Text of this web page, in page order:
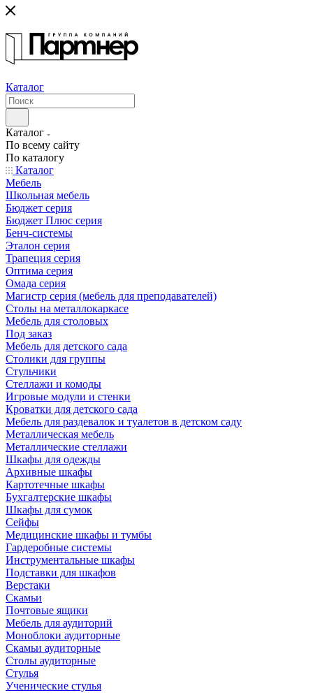
Каталог
Каталог
По всему сайту
По каталогу
Каталог
Мебель
Школьная мебель
Бюджет серия
Бюджет Плюс серия
Бенч-системы
Эталон серия
Трапеция серия
Оптима серия
Омада серия
Магистр серия (мебель для преподавателей)
Столы на металлокаркасе
Мебель для столовых
Под заказ
Мебель для детского сада
Столики для группы
Стульчики
Стеллажи и комоды
Игровые модули и стенки
Кроватки для детского сада
Мебель для раздевалок и туалетов в детском саду
Металлическая мебель
Металлические стеллажи
Шкафы для одежды
Архивные шкафы
Картотечные шкафы
Бухгалтерские шкафы
Шкафы для сумок
Сейфы
Медицинские шкафы и тумбы
Гардеробные системы
Инструментальные шкафы
Подставки для шкафов
Верстаки
Скамьи
Почтовые ящики
Мебель для аудиторий
Моноблоки аудиторные
Скамьи аудиторные
Столы аудиторные
Стулья
Ученические стулья